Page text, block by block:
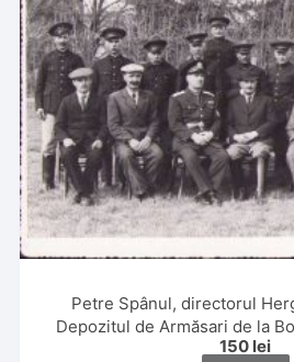
Petre Spânul, directorul
Depozitul de Armăsari de la
perioada
150 lei